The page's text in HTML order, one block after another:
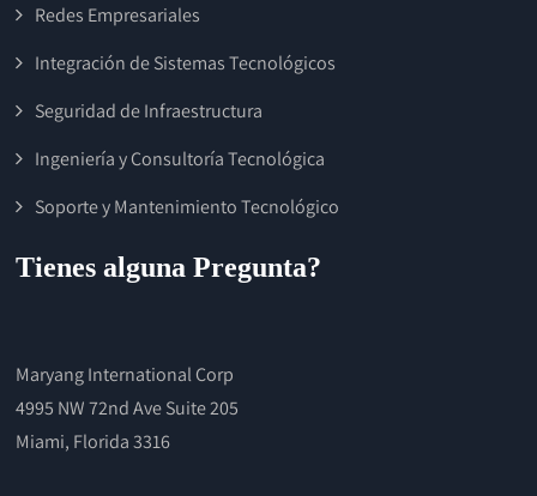
Redes Empresariales
Integración de Sistemas Tecnológicos
Seguridad de Infraestructura
Ingeniería y Consultoría Tecnológica
Soporte y Mantenimiento Tecnológico
Tienes alguna Pregunta?
Maryang International Corp
4995 NW 72nd Ave Suite 205
Miami, Florida 3316